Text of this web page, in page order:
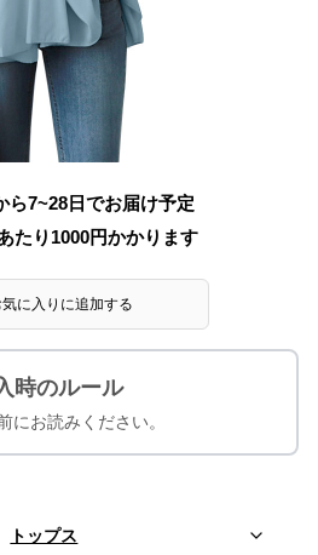
ら7~28日でお届け予定
たり 1000円かかります
気に入りに追加する
時のルール
にお読みください。
トップス